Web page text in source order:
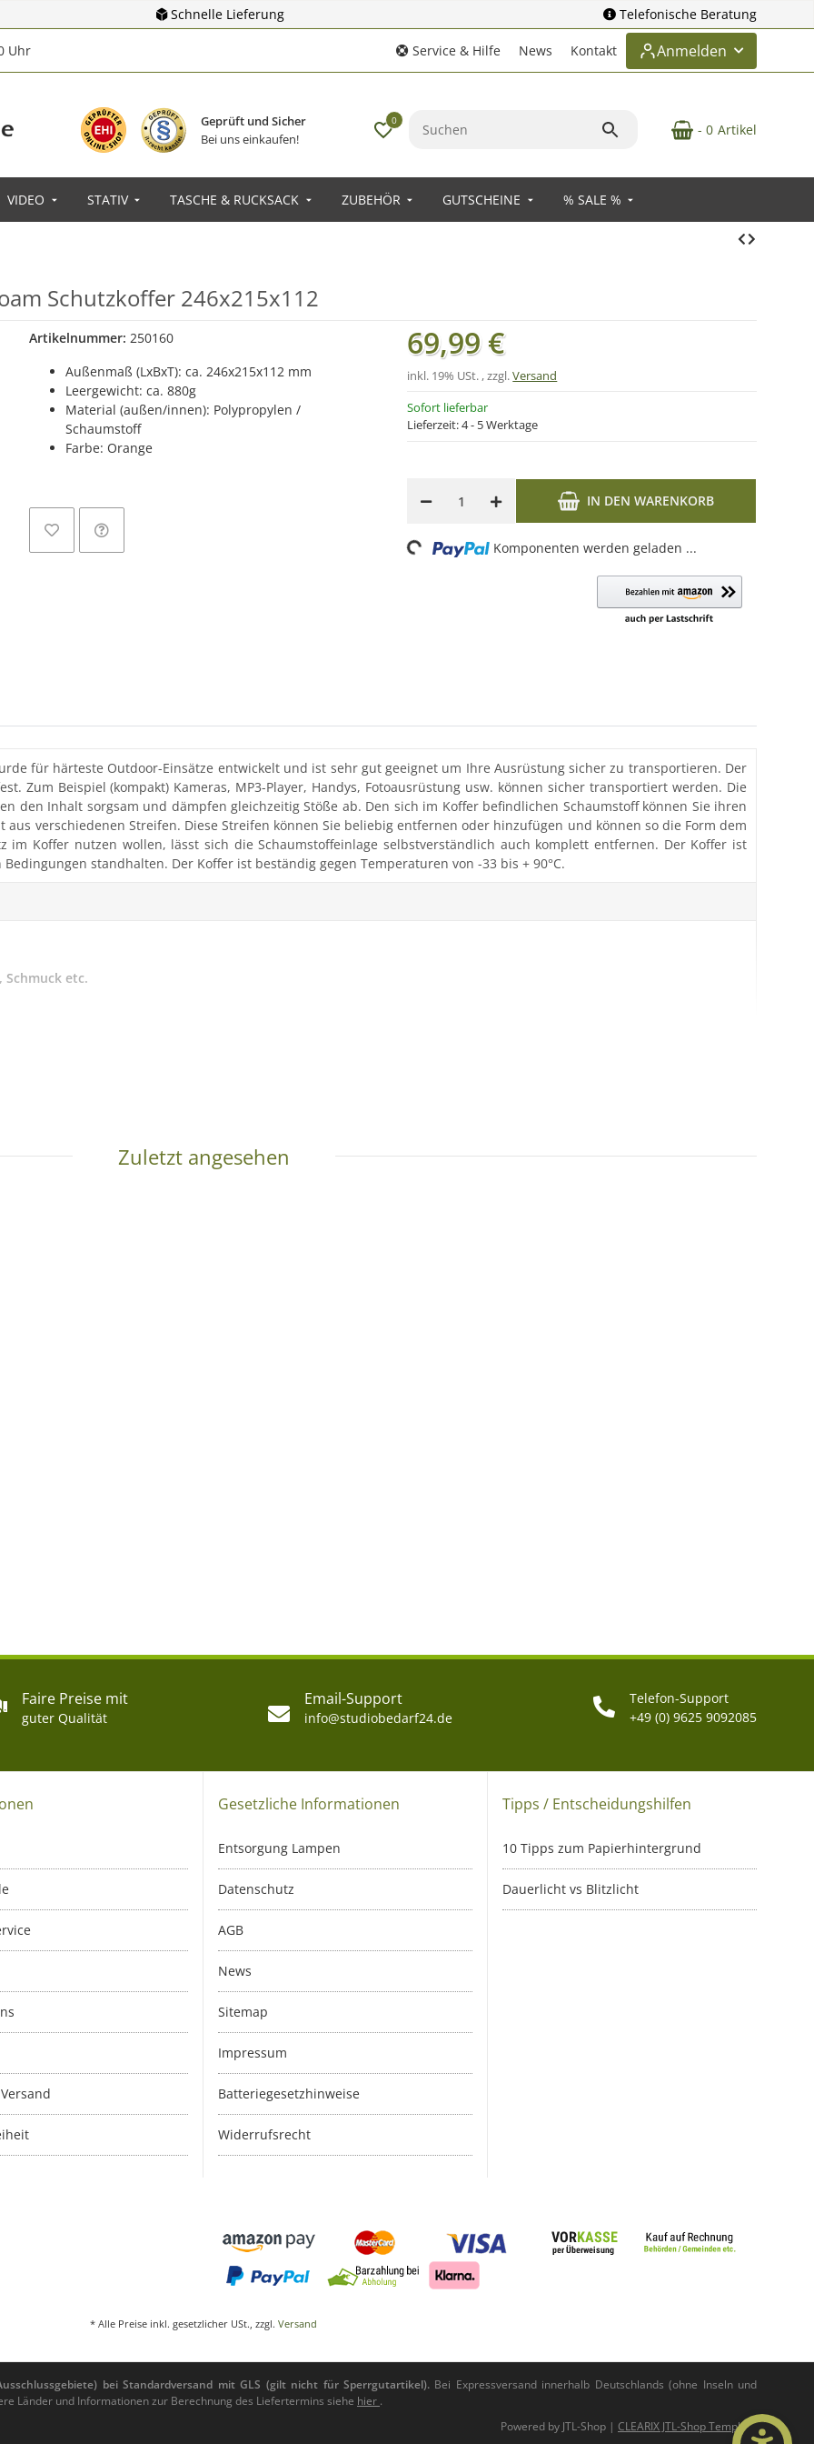
Schnelle Lieferung Telefonische Beratung
Uhr Service & Hilfe News Kontakt Anmelden
Geprüft und Sicher
Bei uns einkaufen!
0
- 0 Artikel
VIDEO STATIV TASCHE & RUCKSACK ZUBEHÖR GUTSCHEINE % SALE %
Schutzkoffer 246x215x112
Artikelnummer: 250160
Außenmaß (LxBxT): ca. 246x215x112 mm
Leergewicht: ca. 880g
Material (außen/innen): Polypropylen /
Schaumstoff
Farbe: Orange
Sofort lieferbar
Lieferzeit:4 - 5 Werktage
69,99 €
inkl. 19% USt. , zzgl.Versand
IN DEN WARENKORB
Loading... Komponenten werden geladen ...
für härteste Outdoor-Einsätze entwickelt und ist sehr gut geeignet um Ihre Ausrüstung sicher zu transportieren. Der
Zum Beispiel (kompakt) Kameras, MP3-Player, Handys, Fotoausrüstung usw. können sicher transportiert werden. Die
den Inhalt sorgsam und dämpfen gleichzeitig Stöße ab. Den sich im Koffer befindlichen Schaumstoff können Sie ihren
aus verschiedenen Streifen. Diese Streifen können Sie beliebig entfernen oder hinzufügen und können so die Form dem
im Koffer nutzen wollen, lässt sich die Schaumstoffeinlage selbstverständlich auch komplett entfernen. Der Koffer ist
standhalten. Der Koffer ist beständig gegen Temperaturen von -33 bis + 90°C.
etc.
J)
Zuletzt angesehen
Faire Preise mit
guter Qualität
Email-Support
info@studiobedarf24.de
Telefon-Support
+49 (0) 9625 9092085
Gesetzliche Informationen
Entsorgung Lampen
Datenschutz
AGB
News
Sitemap
Impressum
Batteriegesetzhinweise
Widerrufsrecht
Tipps / Entscheidungshilfen
10 Tipps zum Papierhintergrund
Dauerlicht vs Blitzlicht
* Alle Preise inkl. gesetzlicher USt., zzgl. Versand
bei Standardversand mit GLS (gilt nicht für Sperrgutartikel).Bei Expressversand innerhalb Deutschlands (ohne Inseln und
Länder und Informationen zur Berechnung des Liefertermins siehe hier .
Powered by JTL-Shop | CLEARIX JTL-Shop Template